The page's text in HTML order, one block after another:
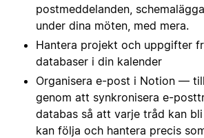
postmeddelanden,
under dina möten, med mera.
Hantera projekt och uppgifter
databaser i din kalender
Organisera e-post i Notion —
genom att synkronisera e-
databas så att varje tråd kan
kan följa och hantera precis